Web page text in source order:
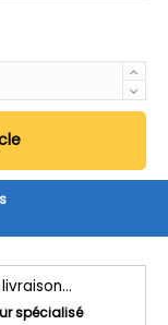
spécialisé